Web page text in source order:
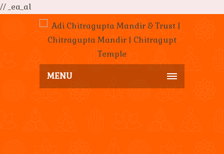
// _ea_al
MENU